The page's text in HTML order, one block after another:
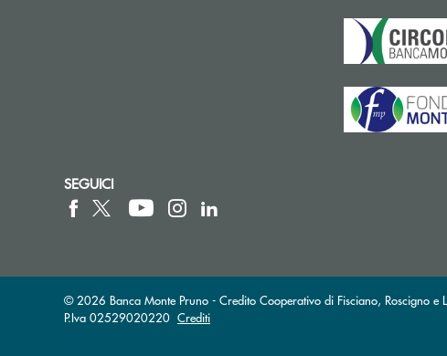
SEGUICI
© 2026 Banca Monte Pruno - Credito Cooperativo di Fisciano, Roscigno e
P.Iva 02529020220 Crediti